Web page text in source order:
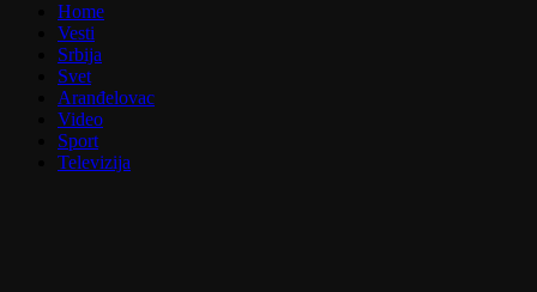
Home
Vesti
Srbija
Svet
Aranđelovac
Video
Sport
Televizija